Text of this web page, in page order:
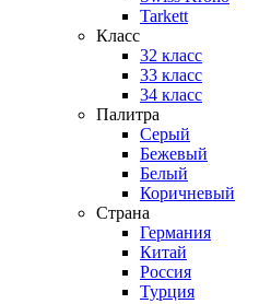
Tarkett
Класс
32 класс
33 класс
34 класс
Палитра
Серый
Бежевый
Белый
Коричневый
Страна
Германия
Китай
Россия
Турция